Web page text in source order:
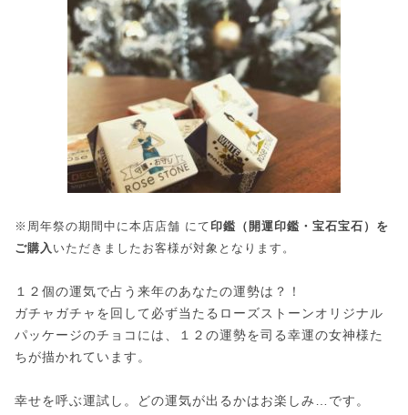
※周年祭の期間中に本店店舗 にて 印鑑（開運印鑑・宝石宝石）を
ご購入 いただきましたお客様が対象となります。
１２個の運気で占う来年のあなたの運勢は？！
ガチャガチャを回して必ず当たるローズストーンオリジナル
パッケージのチョコには、１２の運勢を司る幸運の女神様た
ちが描かれています。
幸せを呼ぶ運試し。どの運気が出るかはお楽しみ…です。